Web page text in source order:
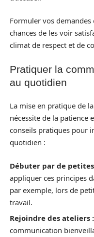
Formuler vos
chances de les voir
climat de respect et de
Pratiquer la
au quotidien
La mise en pratique de
nécessite de la patience
conseils pratiques pour
quotidien :
Débuter par de
appliquer ces principes
par exemple, lors de
travail.
Rejoindre des ateliers :
communication